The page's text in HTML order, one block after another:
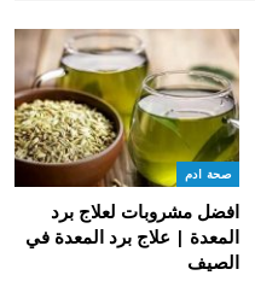
صحة ادم
افضل مشروبات لعلاج برد
المعدة | علاج برد المعدة في
الصيف